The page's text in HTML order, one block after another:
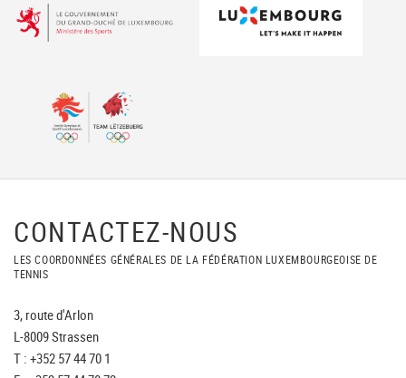
CONTACTEZ-NOUS
LES COORDONNÉES GÉNÉRALES DE LA FÉDÉRATION LUXEMBOURGEOISE DE
TENNIS
3, route d'Arlon
L-8009 Strassen
T : +352 57 44 70 1